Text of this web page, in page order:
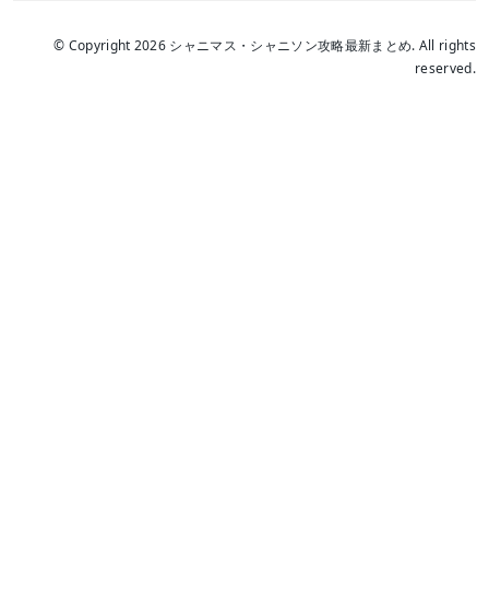
© Copyright 2026 シャニマス・シャニソン攻略最新まとめ. All rights
reserved.